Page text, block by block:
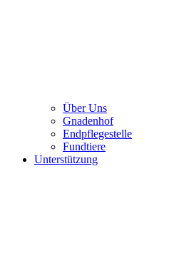
Über Uns
Gnadenhof
Endpflegestelle
Fundtiere
Unterstützung